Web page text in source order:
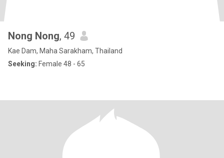
Nong Nong, 49
Kae Dam, Maha Sarakham, Thailand
Seeking: Female 48 - 65